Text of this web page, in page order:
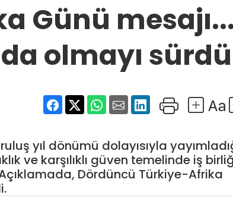
Günü
olmayı
yıl dönümü dolayısıyla
ve karşılıklı güven temelinde iş
Dördüncü Türkiye-Afrika